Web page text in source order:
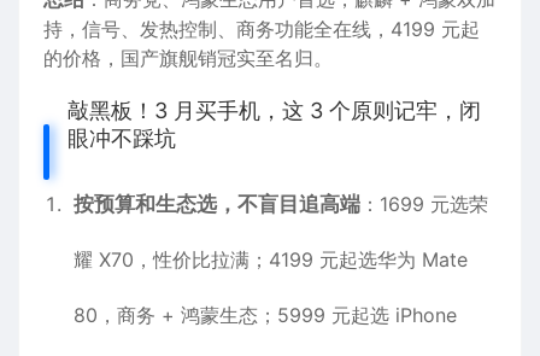
持，信号、发热控制、商务功能全在线，4199 元起
的价格，国产旗舰销冠实至名归。
敲黑板！3 月买手机，这 3 个原则记牢，闭
眼冲不踩坑
按预算和生态选，不盲目追高端 ：1699 元选荣
耀 X70，性价比拉满；4199 元起选华为 Mate
80，商务 + 鸿蒙生态；5999 元起选 iPhone